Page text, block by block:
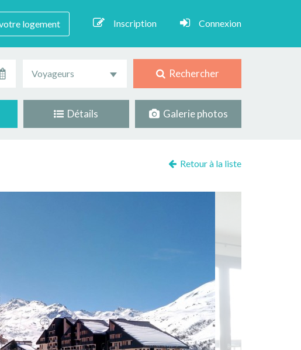
logement Inscription Connexion
Voyageurs Rechercher
Détails Galerie photos
Retour à la liste